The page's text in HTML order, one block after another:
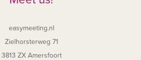
easymeeting.nl
Zielhorsterweg 71
3813 ZX Amersfoort